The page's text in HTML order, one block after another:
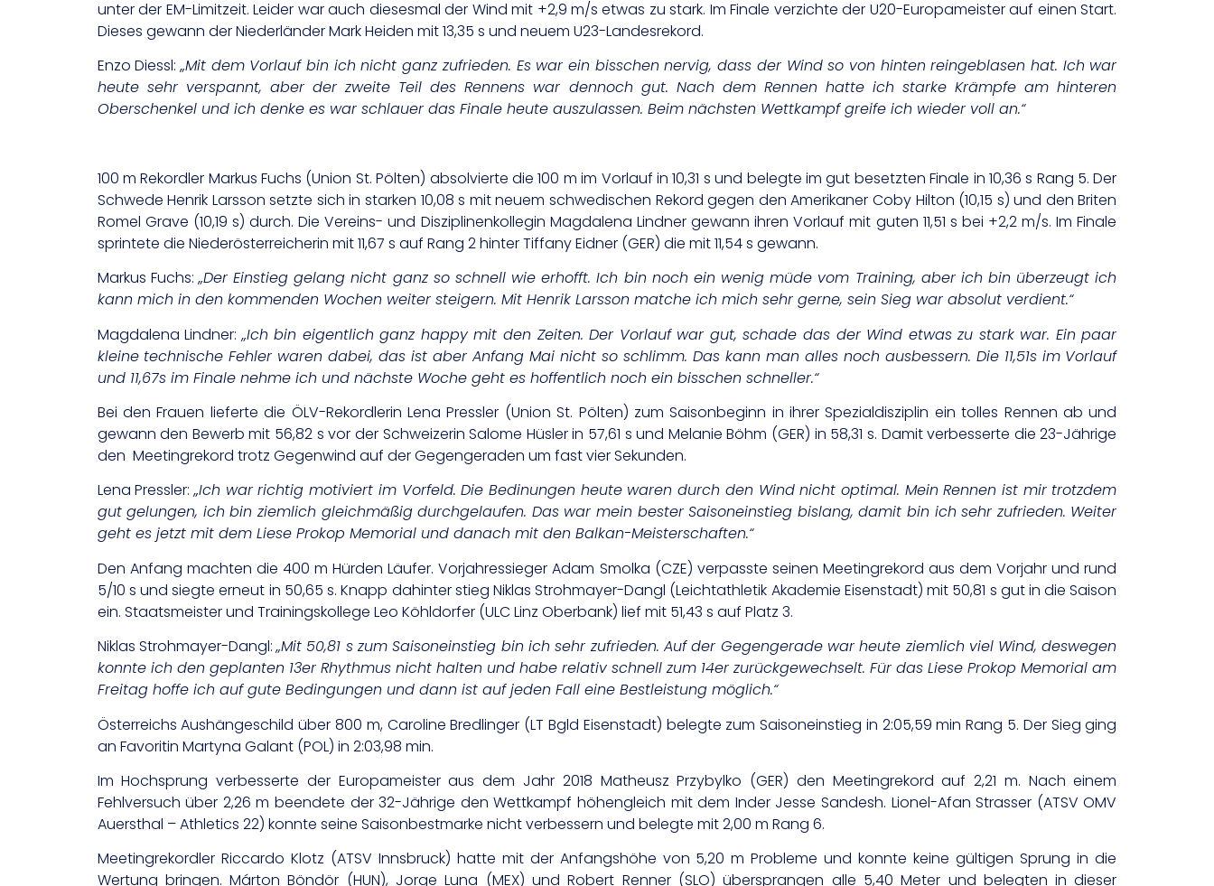
unter der EM-Limitzeit. Leider war auch diesesmal der Wind mit +2,9 m/s etwas zu stark. Im Finale verzichte der U20-Europameister auf einen Start.
Dieses gewann der Niederländer Mark Heiden mit 13,35 s und neuem U23-Landesrekord.
Enzo Diessl:„Mit dem Vorlauf bin ich nicht ganz zufrieden. Es war ein bisschen nervig, dass der Wind so von hinten reingeblasen hat. Ich war
heute sehr verspannt, aber der zweite Teil des Rennens war dennoch gut. Nach dem Rennen hatte ich starke Krämpfe am hinteren
Oberschenkel und ich denke es war schlauer das Finale heute auszulassen. Beim nächsten Wettkampf greife ich wieder voll an.“
100 m Rekordler Markus Fuchs (Union St. Pölten) absolvierte die 100 m im Vorlauf in 10,31 s und belegte im gut besetzten Finale in 10,36 s Rang 5. Der
Schwede Henrik Larsson setzte sich in starken 10,08 s mit neuem schwedischen Rekord gegen den Amerikaner Coby Hilton (10,15 s) und den Briten
Romel Grave (10,19 s) durch. Die Vereins- und Disziplinenkollegin Magdalena Lindner gewann ihren Vorlauf mit guten 11,51 s bei +2,2 m/s. Im Finale
sprintete die Niederösterreicherin mit 11,67 s auf Rang 2 hinter Tiffany Eidner (GER) die mit 11,54 s gewann.
Markus Fuchs:„Der Einstieg gelang nicht ganz so schnell wie erhofft. Ich bin noch ein wenig müde vom Training, aber ich bin überzeugt ich
kann mich in den kommenden Wochen weiter steigern. Mit Henrik Larsson matche ich mich sehr gerne, sein Sieg war absolut verdient.“
Magdalena Lindner:„Ich bin eigentlich ganz happy mit den Zeiten. Der Vorlauf war gut, schade das der Wind etwas zu stark war. Ein paar
kleine technische Fehler waren dabei, das ist aber Anfang Mai nicht so schlimm. Das kann man alles noch ausbessern. Die 11,51s im Vorlauf
und 11,67s im Finale nehme ich und nächste Woche geht es hoffentlich noch ein bisschen schneller.“
Bei den Frauen lieferte die ÖLV-Rekordlerin Lena Pressler (Union St. Pölten) zum Saisonbeginn in ihrer Spezialdisziplin ein tolles Rennen ab und
gewann den Bewerb mit 56,82 s vor der Schweizerin Salome Hüsler in 57,61 s und Melanie Böhm (GER) in 58,31 s. Damit verbesserte die 23-Jährige
den Meetingrekord trotz Gegenwind auf der Gegengeraden um fast vier Sekunden.
Lena Pressler:„Ich war richtig motiviert im Vorfeld. Die Bedinungen heute waren durch den Wind nicht optimal. Mein Rennen ist mir trotzdem
gut gelungen, ich bin ziemlich gleichmäßig durchgelaufen. Das war mein bester Saisoneinstieg bislang, damit bin ich sehr zufrieden. Weiter
geht es jetzt mit dem Liese Prokop Memorial und danach mit den Balkan-Meisterschaften.“
Den Anfang machten die 400 m Hürden Läufer. Vorjahressieger Adam Smolka (CZE) verpasste seinen Meetingrekord aus dem Vorjahr und rund
5/10 s und siegte erneut in 50,65 s. Knapp dahinter stieg Niklas Strohmayer-Dangl (Leichtathletik Akademie Eisenstadt) mit 50,81 s gut in die Saison
ein. Staatsmeister und Trainingskollege Leo Köhldorfer (ULC Linz Oberbank) lief mit 51,43 s auf Platz 3.
Niklas Strohmayer-Dangl:„Mit 50,81 s zum Saisoneinstieg bin ich sehr zufrieden. Auf der Gegengerade war heute ziemlich viel Wind, deswegen
konnte ich den geplanten 13er Rhythmus nicht halten und habe relativ schnell zum 14er zurückgewechselt. Für das Liese Prokop Memorial am
Freitag hoffe ich auf gute Bedingungen und dann ist auf jeden Fall eine Bestleistung möglich.“
Österreichs Aushängeschild über 800 m, Caroline Bredlinger (LT Bgld Eisenstadt) belegte zum Saisoneinstieg in 2:05,59 min Rang 5. Der Sieg ging
an Favoritin Martyna Galant (POL) in 2:03,98 min.
Im Hochsprung verbesserte der Europameister aus dem Jahr 2018 Matheusz Przybylko (GER) den Meetingrekord auf 2,21 m. Nach einem
Fehlversuch über 2,26 m beendete der 32-Jährige den Wettkampf höhengleich mit dem Inder Jesse Sandesh. Lionel-Afan Strasser (ATSV OMV
Auersthal – Athletics 22) konnte seine Saisonbestmarke nicht verbessern und belegte mit 2,00 m Rang 6.
Meetingrekordler Riccardo Klotz (ATSV Innsbruck) hatte mit der Anfangshöhe von 5,20 m Probleme und konnte keine gültigen Sprung in die
Wertung bringen. Márton Böndör (HUN), Jorge Luna (MEX) und Robert Renner (SLO) übersprangen alle 5,40 Meter und belegten in dieser